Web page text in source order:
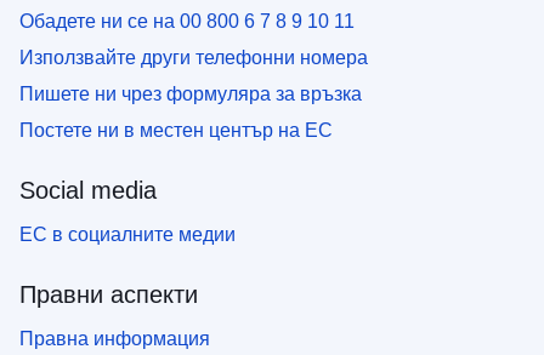
Обадете ни се на 00 800 6 7 8 9 10 11
Използвайте други телефонни номера
Пишете ни чрез формуляра за връзка
Постете ни в местен център на ЕС
Social media
ЕС в социалните медии
Правни аспекти
Правна информация